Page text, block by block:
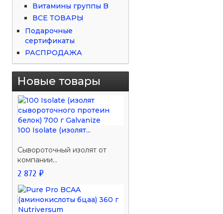
Витамины группы B
ВСЕ ТОВАРЫ
Подарочные
сертификаты
РАСПРОДАЖА
Новые товары
100 Isolate (изолят...
Сывороточный изолят от
компании...
2 872 ₽